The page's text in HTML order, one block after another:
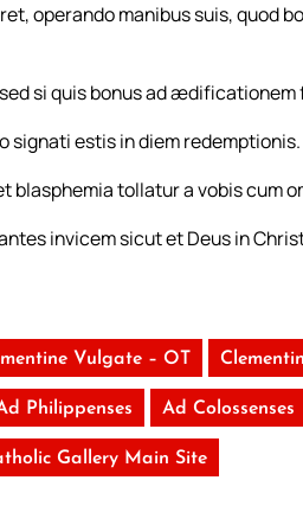
operando manibus suis, quod
si quis bonus ad
signati estis in diem redemptionis.
blasphemia tollatur a vobis cum
invicem sicut et Deus in
Vulgate – OT
Philippenses Ad Colossenses
Gallery Main Site